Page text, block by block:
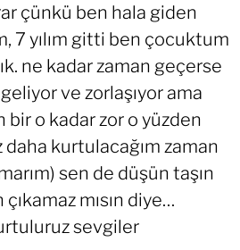
çünkü ben hala giden
7 yılım gitti ben çocuktum
ne kadar zaman geçerse
ve zorlaşıyor ama
bir o kadar zor o yüzden
daha kurtulacağım zaman
sen de düşün taşın
mısın diye…
sevgiler